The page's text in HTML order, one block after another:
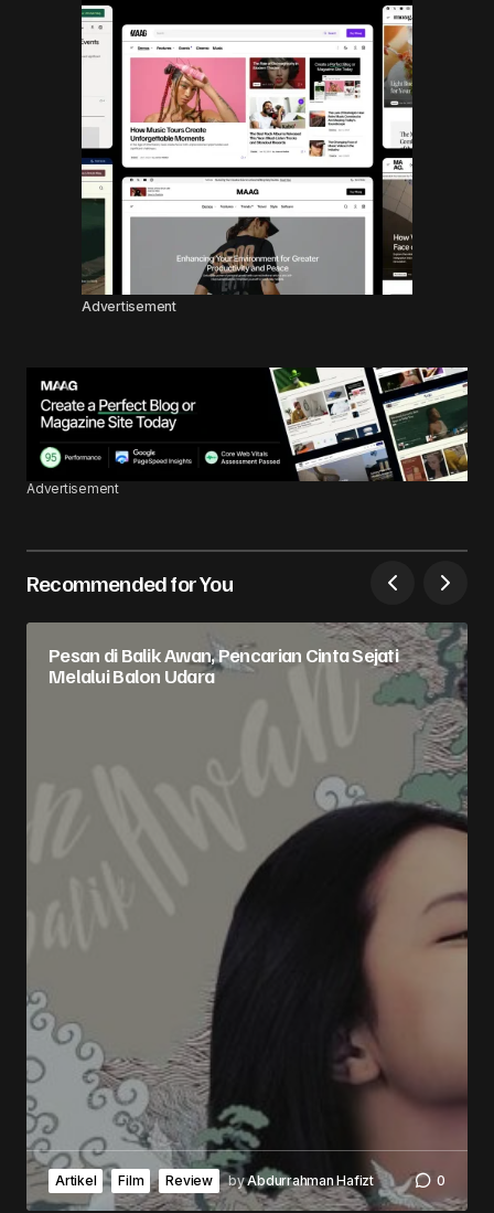
Advertisement
Advertisement
Recommended for You
Pesan di Balik Awan, Pencarian Cinta Sejati
Melalui Balon Udara
Artikel Film Review byAbdurrahman Hafizt 0